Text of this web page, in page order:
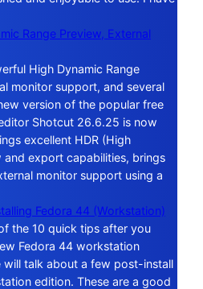
Range Preview, External
High Dynamic Range
monitor support, and several
version of the popular free
Shotcut 26.6.25 is now
excellent HDR (High
and export capabilities, brings
monitor support using a
Fedora 44 (Workstation)
the 10 quick tips after you
Fedora 44 workstation
will talk about a few post-install
edition. These are a good